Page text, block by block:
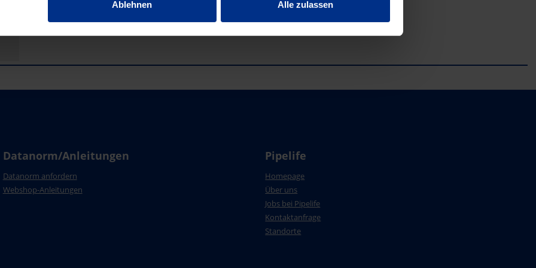
Ablehnen Alle zulassen
Datanorm/Anleitungen
Datanorm anfordern
Webshop-Anleitungen
Pipelife
Homepage
Über uns
Jobs bei Pipelife
Kontaktanfrage
Standorte